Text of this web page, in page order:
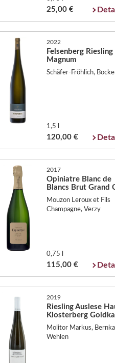
25,00 €
2022
Felsenberg Riesling
Magnum
Schäfer-Fröhlich,
1,5 l
120,00 €
2017
Opiniatre Blanc de
Blancs Brut Grand
Mouzon Leroux et Fils
Champagne, Verzy
0,75 l
115,00 €
2019
Riesling Auslese
Klosterberg
Molitor Markus,
Wehlen